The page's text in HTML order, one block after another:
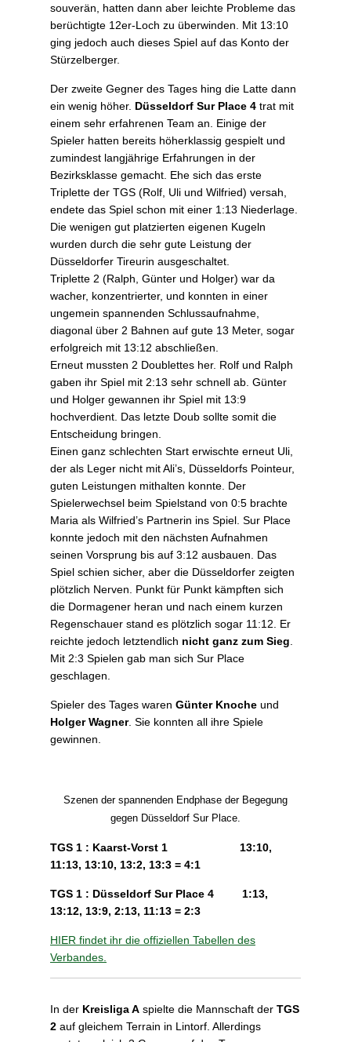
souverän, hatten dann aber leichte Probleme das
berüchtigte 12er-Loch zu überwinden. Mit 13:10
ging jedoch auch dieses Spiel auf das Konto der
Stürzelberger.
Der zweite Gegner des Tages hing die Latte dann
ein wenig höher. Düsseldorf Sur Place 4 trat mit
einem sehr erfahrenen Team an. Einige der
Spieler hatten bereits höherklassig gespielt und
zumindest langjährige Erfahrungen in der
Bezirksklasse gemacht. Ehe sich das erste
Triplette der TGS (Rolf, Uli und Wilfried) versah,
endete das Spiel schon mit einer 1:13 Niederlage.
Die wenigen gut platzierten eigenen Kugeln
wurden durch die sehr gute Leistung der
Düsseldorfer Tireurin ausgeschaltet.
Triplette 2 (Ralph, Günter und Holger) war da
wacher, konzentrierter, und konnten in einer
ungemein spannenden Schlussaufnahme,
diagonal über 2 Bahnen auf gute 13 Meter, sogar
erfolgreich mit 13:12 abschließen.
Erneut mussten 2 Doublettes her. Rolf und Ralph
gaben ihr Spiel mit 2:13 sehr schnell ab. Günter
und Holger gewannen ihr Spiel mit 13:9
hochverdient. Das letzte Doub sollte somit die
Entscheidung bringen.
Einen ganz schlechten Start erwischte erneut Uli,
der als Leger nicht mit Ali’s, Düsseldorfs Pointeur,
guten Leistungen mithalten konnte. Der
Spielerwechsel beim Spielstand von 0:5 brachte
Maria als Wilfried’s Partnerin ins Spiel. Sur Place
konnte jedoch mit den nächsten Aufnahmen
seinen Vorsprung bis auf 3:12 ausbauen. Das
Spiel schien sicher, aber die Düsseldorfer zeigten
plötzlich Nerven. Punkt für Punkt kämpften sich
die Dormagener heran und nach einem kurzen
Regenschauer stand es plötzlich sogar 11:12. Er
reichte jedoch letztendlich nicht ganz zum Sieg
Mit 2:3 Spielen gab man sich Sur Place
geschlagen.
Spieler des Tages waren Günter Knoche und
Holger Wagner. Sie konnten all ihre Spiele
gewinnen.
Szenen der spannenden Endphase der Begegung
gegen Düsseldorf Sur Place.
TGS 1 : Kaarst-Vorst 1 13:10,
11:13, 13:10, 13:2, 13:3 = 4:1
TGS 1 : Düsseldorf Sur Place 4 1:13,
13:12, 13:9, 2:13, 11:13 = 2:3
HIER findet ihr die offiziellen Tabellen des
Verbandes.
In der Kreisliga A spielte die Mannschaft der TGS
2 auf gleichem Terrain in Lintorf. Allerdings